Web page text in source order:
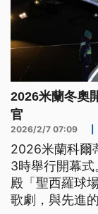
2026米蘭冬奧
官
2026/2/7 07:09
2026米蘭科爾
3時舉行開幕
殿「聖西羅球
歌劇，與先進